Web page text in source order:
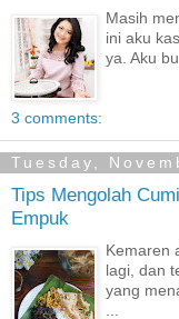
Masih
ini aku
ya. Aku
3 comments:
Tuesday,
Tips Mengolah
Empuk
Kemaren
lagi, dan
yang